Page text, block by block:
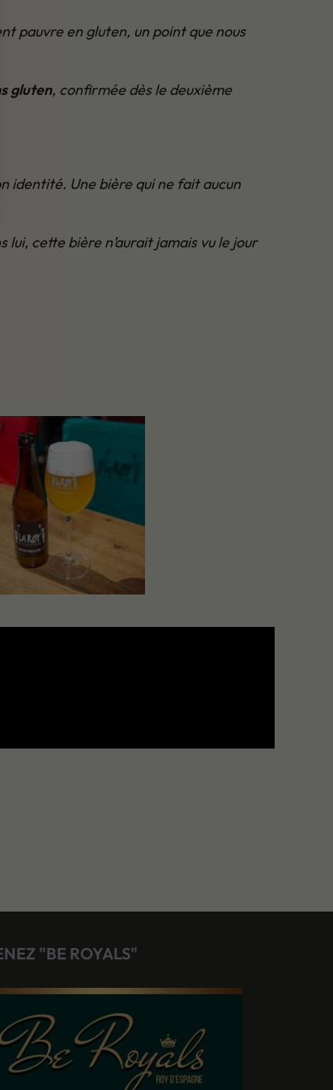
pauvre en gluten, un point que nous
gluten, confirmée dès le deuxième
identité. Une bière qui ne fait aucun
cette bière n’aurait jamais vu le jour
"BE ROYALS"